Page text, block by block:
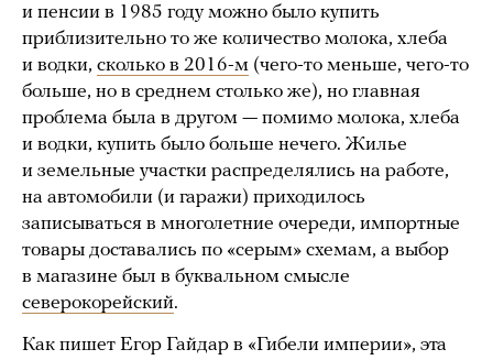
и пенсии в 1985 году можно было купить
приблизительно то же количество молока, хлеба
и водки, сколько в 2016-м (чего-то меньше, чего-то
больше, но в среднем столько же), но главная
проблема была в другом — помимо молока, хлеба
и водки, купить было больше нечего. Жилье
и земельные участки распределялись на работе,
на автомобили (и гаражи) приходилось
записываться в многолетние очереди, импортные
товары доставались по «серым» схемам, а выбор
в магазине был в буквальном смысле
северокорейский.
Как пишет Егор Гайдар в «Гибели империи», эта